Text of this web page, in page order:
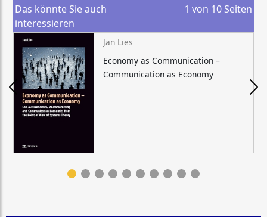
Das könnte Sie auch
interessieren
1 von 10 Seiten
Jan Lies
Economy as Communication –
Communication as Economy